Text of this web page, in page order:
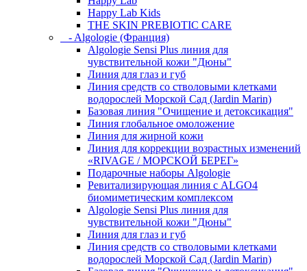
Happy Lab Kids
THE SKIN PREBIOTIC CARE
- Algologie (Франция)
Algologie Sensi Plus линия для
чувcтвительной кожи "Дюны"
Линия для глаз и губ
Линия средств со стволовыми клетками
водорослей Морской Сад (Jardin Marin)
Базовая линия "Очищение и детоксикация"
Линия глобальное омоложение
Линия для жирной кожи
Линия для коррекции возрастных изменений
«RIVAGE / МОРСКОЙ БЕРЕГ»
Подарочные наборы Algologie
Ревитализирующая линия с ALGO4
биомиметическим комплексом
Algologie Sensi Plus линия для
чувcтвительной кожи "Дюны"
Линия для глаз и губ
Линия средств со стволовыми клетками
водорослей Морской Сад (Jardin Marin)